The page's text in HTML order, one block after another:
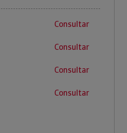
Consultar
Consultar
Consultar
Consultar